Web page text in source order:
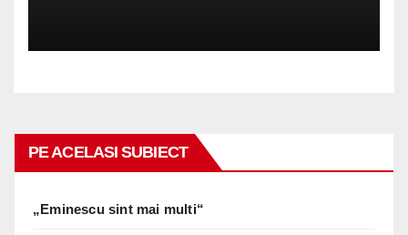
PE ACELASI SUBIECT
„Eminescu sint mai multi“